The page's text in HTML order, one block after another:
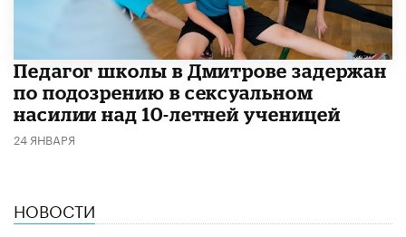
Педагог школы в Дмитрове задержан
по подозрению в сексуальном
насилии над 10-летней ученицей
24 ЯНВАРЯ
НОВОСТИ